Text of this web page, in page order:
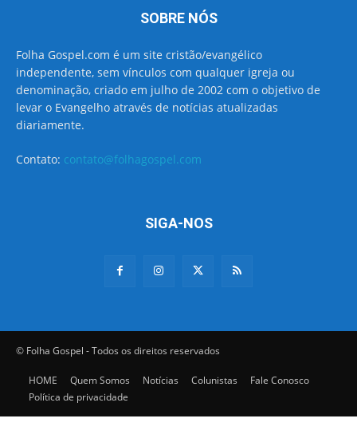
SOBRE NÓS
Folha Gospel.com é um site cristão/evangélico
independente, sem vínculos com qualquer igreja ou
denominação, criado em julho de 2002 com o objetivo de
levar o Evangelho através de notícias atualizadas
diariamente.
Contato: contato@folhagospel.com
SIGA-NOS
© Folha Gospel - Todos os direitos reservados
HOME Quem Somos Notícias Colunistas
Fale Conosco
Política de privacidade